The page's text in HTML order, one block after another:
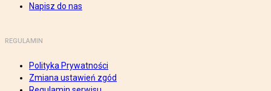
Napisz do nas
REGULAMIN
Polityka Prywatności
Zmiana ustawień zgód